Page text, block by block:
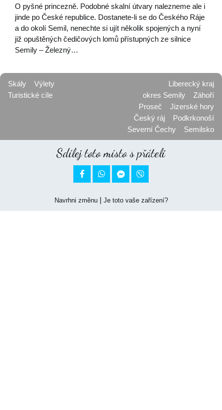
O pyšné princezně. Podobné skalní útvary nalezneme ale i
jinde po České republice. Dostanete-li se do Českého Ráje
a do okolí Semil, nenechte si ujít několik spojených a nyní
již opuštěných čedičových lomů přístupných ze silnice
Semily – Železný…
Skály
Výlety
Turistické cíle
Liberecký kraj
okres Semily
Záhoří
Proseč
Jizerské hory
Český ráj
Podkrkonoší
Severní Čechy
Semilsko
Sdílej toto místo s přáteli
 
Navrhni změnu| Je toto vaše zařízení?